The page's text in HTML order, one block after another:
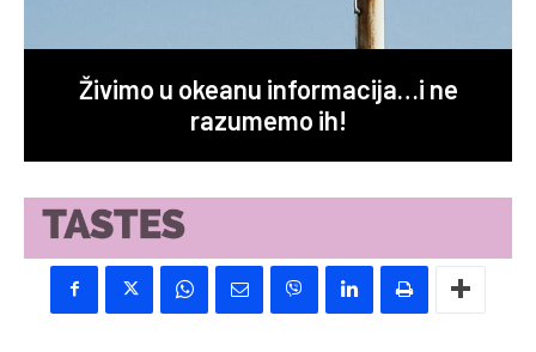
Živimo u okeanu informacija…i ne
razumemo ih!